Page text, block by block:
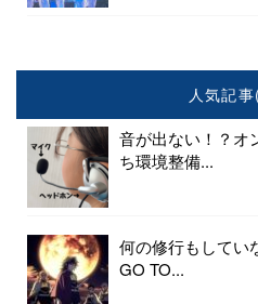
人気記
音が出ない！？オ
ち環境整備...
何の修行もしてい
GO TO...